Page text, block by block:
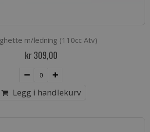
m/ledning (110cc Atv)
kr 309,00
Legg i handlekurv